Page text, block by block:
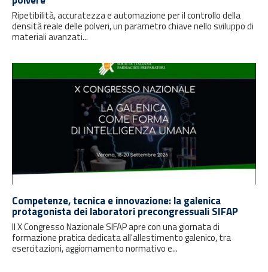
Ripetibilità, accuratezza e automazione per il controllo della
densità reale delle polveri, un parametro chiave nello sviluppo di
materiali avanzati...
Competenze, tecnica e innovazione: la galenica
protagonista dei laboratori precongressuali SIFAP
Il X Congresso Nazionale SIFAP apre con una giornata di
formazione pratica dedicata all'allestimento galenico, tra
esercitazioni, aggiornamento normativo e...